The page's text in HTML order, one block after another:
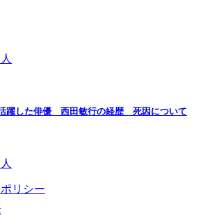
躍した俳優 西田敏行の経歴 死因について
リシー